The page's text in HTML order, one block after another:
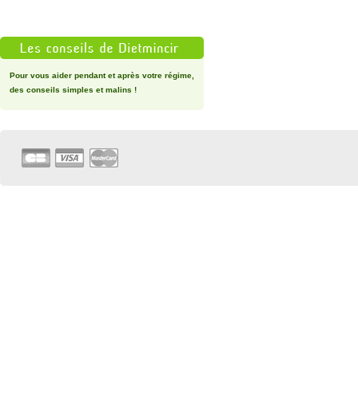
Pour vous aider pendant et après votre régime,
des conseils simples et malins !